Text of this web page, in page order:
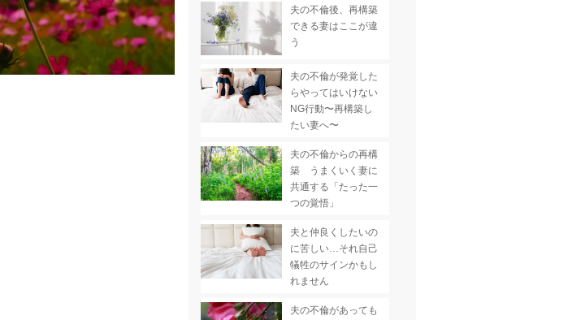
夫の不倫後、再構築
できる妻はここが違
う
夫の不倫が発覚した
らやってはいけない
NG行動〜再構築し
たい妻へ〜
夫の不倫からの再構
築 うまくいく妻に
共通する「たった一
つの覚悟」
夫と仲良くしたいの
に苦しい…それ自己
犠牲のサインかもし
れません
夫の不倫があっても